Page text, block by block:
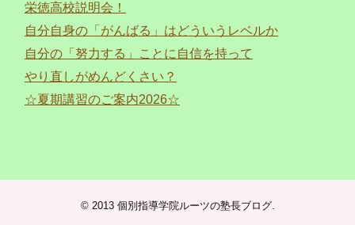
栄徳高校説明会！
自分自身の「がんばる」はどういうレベルか
自分の「努力する」ことに自信を持って
やり直しがめんどくさい？
☆夏期講習のご案内2026☆
© 2013 個別指導学院ルーツの塾長ブログ.